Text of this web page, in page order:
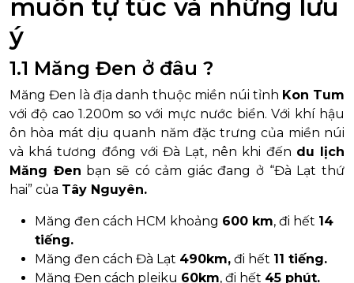
muốn tự túc và những lưu
ý
1.1 Măng Đen ở đâu ?
Măng Đen là địa danh thuộc miền núi tỉnh Kon Tum
với độ cao 1.200m so với mực nước biển. Với khí hậu
ôn hòa mát dịu quanh năm đặc trưng của miền núi
và khá tương đồng với Đà Lạt, nên khi đến du lịch
Măng Đen bạn sẽ có cảm giác đang ở “Đà Lạt thứ
hai” của Tây Nguyên.
Măng đen cách HCM khoảng 600 km, đi hết 14
tiếng.
Măng đen cách Đà Lạt 490km, đi hết 11 tiếng.
Măng Đen cách pleiku 60km, đi hết 45 phút.